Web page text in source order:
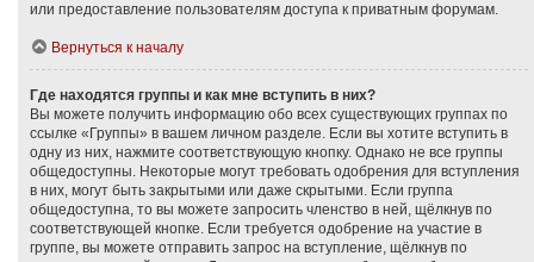
или предоставление пользователям доступа к приватным форумам.
Вернуться к началу
Где находятся группы и как мне вступить в них?
Вы можете получить информацию обо всех существующих группах по
ссылке «Группы» в вашем личном разделе. Если вы хотите вступить в
одну из них, нажмите соответствующую кнопку. Однако не все группы
общедоступны. Некоторые могут требовать одобрения для вступления
в них, могут быть закрытыми или даже скрытыми. Если группа
общедоступна, то вы можете запросить членство в ней, щёлкнув по
соответствующей кнопке. Если требуется одобрение на участие в
группе, вы можете отправить запрос на вступление, щёлкнув по